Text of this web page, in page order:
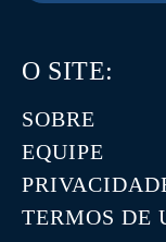
O SITE:
SOBRE
EQUIPE
TERMOS DE